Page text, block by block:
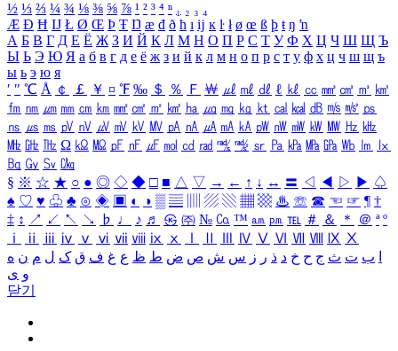
½ ⅓ ⅔ ¼ ¾ ⅛ ⅜ ⅝ ⅞ ¹ ² ³ ⁴ ⁿ ₁ ₂ ₃ ₄
Æ Ð Ħ Ĳ Ł Ø Œ Þ Ŧ Ŋ æ đ ð ħ ı ĳ ĸ ŀ ł ø œ ß þ ŧ ŋ ŉ
А Б В Г Д Е Ё Ж З И Й К Л М Н О П Р С Т У Ф Х Ц Ч Ш Щ Ъ
Ы Ь Э Ю Я а б в г д е ё ж з и й к л м н о п р с т у ф х ц ч ш щ ъ
ы ь э ю я
′ ″ ℃ Å ￠ ￡ ￥ ¤ ℉ ‰ ＄ ％ Ｆ ￦ ㎕ ㎖ ㎗ ℓ ㎘ ㏄ ㎣ ㎤ ㎥ ㎦
㎙ ㎚ ㎛ ㎜ ㎝ ㎞ ㎟ ㎠ ㎡ ㎢ ㏊ ㎍ ㎎ ㎏ ㏏ ㎈ ㎉ ㏈ ㎧ ㎨ ㎰
㎱ ㎲ ㎳ ㎴ ㎵ ㎶ ㎷ ㎸ ㎹ ㎀ ㎁ ㎂ ㎃ ㎄ ㎺ ㎻ ㎽ ㎾ ㎿ ㎐ ㎑
㎒ ㎓ ㎔ Ω ㏀ ㏁ ㎊ ㎋ ㎌ ㏖ ㏅ ㎭ ㎮ ㎯ ㏛ ㎩ ㎪ ㎫ ㎬ ㏝ ㏐
㏓
㏃ ㏉ ㏜ ㏆
§ ※ ☆ ★ ○ ● ◎ ◇ ◆ □ ■ △ ▽ → ← ↑ ↓ ↔ 〓 ◁ ◀ ▷ ▶ ♤
♠ ♡ ♥ ♧ ♣ ⊙ ◈ ▣ ◐ ◑ ▒ ▤ ▨ ▧ ▦ ▩ ♨ ☏ ☎ ☜ ☞ ¶ †
‡ ↕ ↗ ↙ ↖ ↘ ♭ ♩ ♪ ♬ ㉿ ㈜ № ㏇ ™ ㏂ ㏘ ℡ ＃ ＆ ＊ ＠ ª º
ⅰ
ⅱ ⅲ ⅳ ⅴ ⅵ ⅶ ⅷ ⅸ ⅹ Ⅳ Ⅴ Ⅵ Ⅶ Ⅷ Ⅸ Ⅹ
ب ت ث ج ح خ د ذ ر ز س ش ص ض ط ظ ع غ ف ق ک ل م ن ه
و ی
닫기